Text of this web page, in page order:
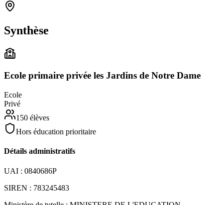
Synthèse
Ecole primaire privée les Jardins de Notre Dame
Ecole
Privé
150 élèves
Hors éducation prioritaire
Détails administratifs
UAI : 0840686P
SIREN : 783245483